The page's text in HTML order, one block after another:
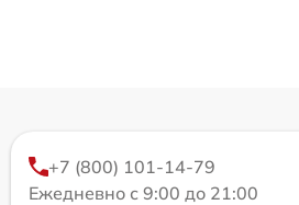
+7 (800) 101-14-79
Ежедневно с 9:00 до 21:00